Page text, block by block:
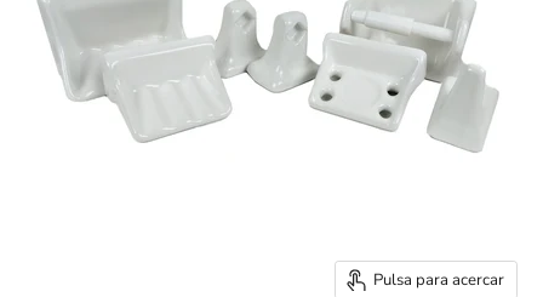
Pulsa para acercar